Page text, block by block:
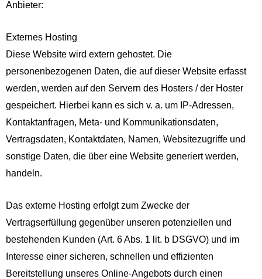
Anbieter:
Externes Hosting
Diese Website wird extern gehostet. Die
personenbezogenen Daten, die auf dieser Website erfasst
werden, werden auf den Servern des Hosters / der Hoster
gespeichert. Hierbei kann es sich v. a. um IP-Adressen,
Kontaktanfragen, Meta- und Kommunikationsdaten,
Vertragsdaten, Kontaktdaten, Namen, Websitezugriffe und
sonstige Daten, die über eine Website generiert werden,
handeln.
Das externe Hosting erfolgt zum Zwecke der
Vertragserfüllung gegenüber unseren potenziellen und
bestehenden Kunden (Art. 6 Abs. 1 lit. b DSGVO) und im
Interesse einer sicheren, schnellen und effizienten
Bereitstellung unseres Online-Angebots durch einen